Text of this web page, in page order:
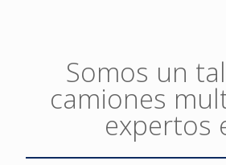
plataformas
Somos un
camiones
expertos